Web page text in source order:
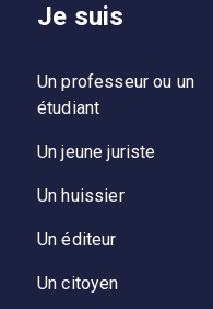
Je suis
Un professeur ou un
étudiant
Un jeune juriste
Un huissier
Un éditeur
Un citoyen